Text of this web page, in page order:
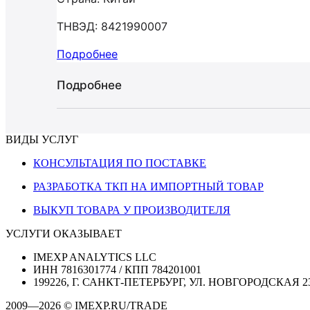
ТНВЭД: 8421990007
Подробнее
Подробнее
ВИДЫ УСЛУГ
КОНСУЛЬТАЦИЯ ПО ПОСТАВКЕ
РАЗРАБОТКА ТКП НА ИМПОРТНЫЙ ТОВАР
ВЫКУП ТОВАРА У ПРОИЗВОДИТЕЛЯ
УСЛУГИ ОКАЗЫВАЕТ
IMEXP ANALYTICS LLC
ИНН 7816301774 / КПП 784201001
199226, Г. САНКТ-ПЕТЕРБУРГ, УЛ. НОВГОРОДСКАЯ
2009—2026 © IMEXP.RU/TRADE